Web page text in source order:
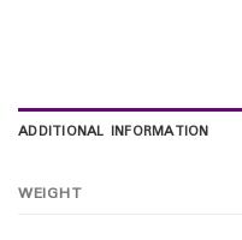
ADDITIONAL INFORMATION
WEIGHT